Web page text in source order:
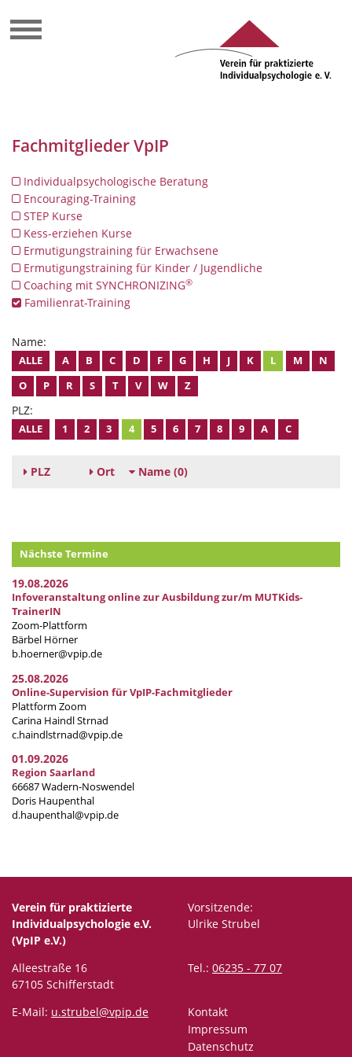
Fachmitglieder VpIP
Individualpsychologische Beratung
Encouraging-Training
STEP Kurse
Kess-erziehen Kurse
Ermutigungstraining für Erwachsene
Ermutigungstraining für Kinder / Jugendliche
Coaching mit SYNCHRONIZING®
Familienrat-Training
Name:
ALLE A B C D F G H J K L M
N
O
P R S T V W Z
PLZ:
ALLE 1 2 3 4 5 6 7 8 9 A C
PLZ Ort Name (0)
Nächste Termine
19.08.2026
Infoveranstaltung online zur Ausbildung zur/m MUTKids-
TrainerIN
Zoom-Plattform
Bärbel Hörner
b.hoerner@vpip.de
25.08.2026
Online-Supervision für VpIP-Fachmitglieder
Plattform Zoom
Carina Haindl Strnad
c.haindlstrnad@vpip.de
01.09.2026
Region Saarland
66687 Wadern-Noswendel
Doris Haupenthal
d.haupenthal@vpip.de
Verein für praktizierte
Individualpsychologie e.V.
(VpIP e.V.)
Vorsitzende:
Ulrike Strubel
Alleestraße 16
67105 Schifferstadt
Tel.: 06235 - 77 07
E-Mail: u.strubel@vpip.de
Kontakt
Impressum
Datenschutz